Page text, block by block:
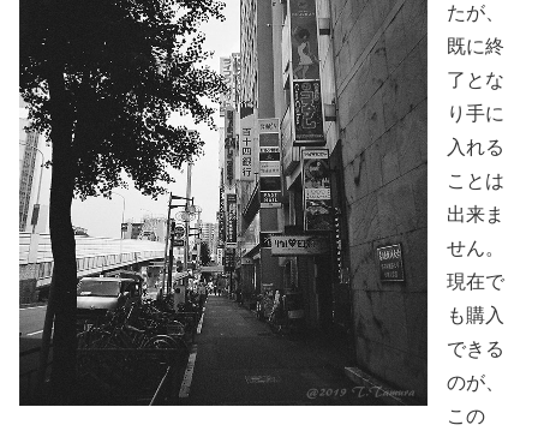
たが、
既に終
了とな
り手に
入れる
ことは
出来ま
せん。
現在で
も購入
できる
のが、
この